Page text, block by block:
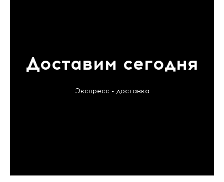
Доставим сегодня
Экспресс - доставка